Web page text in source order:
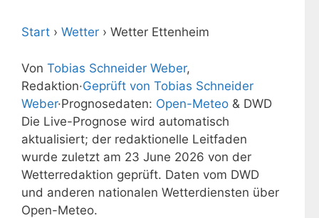
Start › Wetter › Wetter Ettenheim
Von Tobias Schneider Weber,
Redaktion·Geprüft von Tobias Schneider
Weber·Prognosedaten: Open-Meteo & DWD
Die Live-Prognose wird automatisch
aktualisiert; der redaktionelle Leitfaden
wurde zuletzt am 23 June 2026 von der
Wetterredaktion geprüft. Daten vom DWD
und anderen nationalen Wetterdiensten über
Open-Meteo.